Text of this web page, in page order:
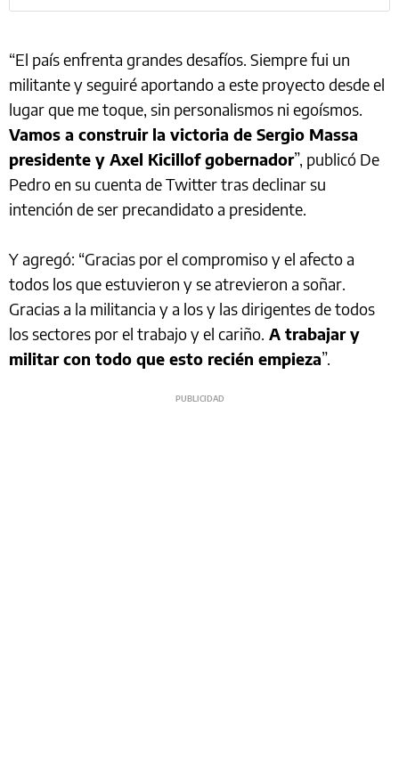
“El país enfrenta grandes desafíos. Siempre fui un
militante y seguiré aportando a este proyecto desde el
lugar que me toque, sin personalismos ni egoísmos.
Vamos a construir la victoria de Sergio Massa
presidente y Axel Kicillof gobernador”, publicó De
Pedro en su cuenta de Twitter tras declinar su
intención de ser precandidato a presidente.
Y agregó: “Gracias por el compromiso y el afecto a
todos los que estuvieron y se atrevieron a soñar.
Gracias a la militancia y a los y las dirigentes de todos
los sectores por el trabajo y el cariño. A trabajar y
militar con todo que esto recién empieza”.